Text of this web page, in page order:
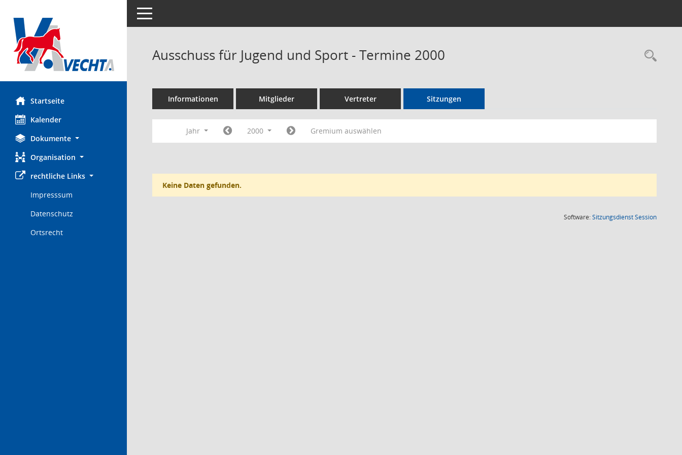
Startseite
Kalender
Dokumente
Organisation
rechtliche Links
Impresssum
Datenschutz
Ortsrecht
Toggle navigation
Ausschuss für Jugend und Sport - Termine 2000
Informationen Mitglieder Vertreter Sitzungen
Jahr 2000 Gremium auswählen
Keine Daten gefunden.
Software:SitzungsdienstSession(Wird in